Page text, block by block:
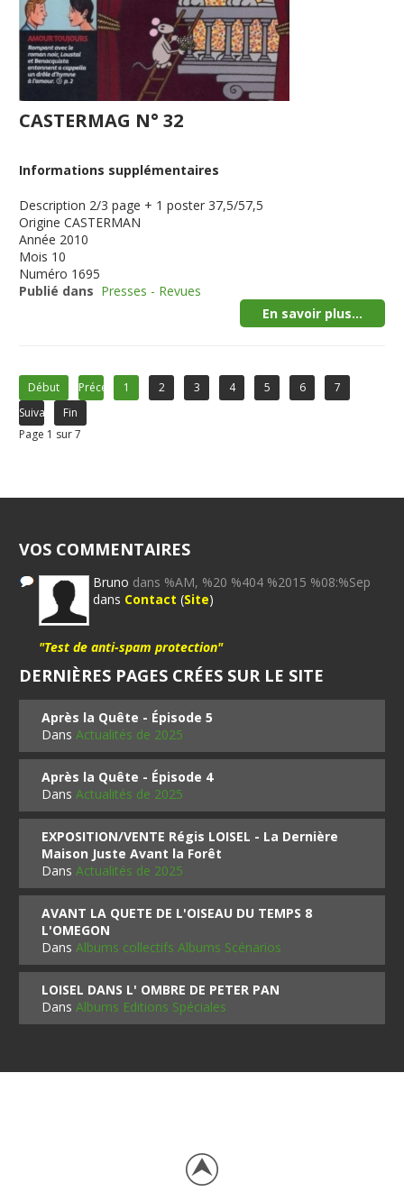
CASTERMAG N° 32
Informations supplémentaires
Description 2/3 page + 1 poster 37,5/57,5
Origine CASTERMAN
Année 2010
Mois 10
Numéro 1695
Publié dans Presses - Revues
En savoir plus...
Début Précédent1 2 3 4 5 6
7
Suivant
Fin
Page 1 sur 7
VOS COMMENTAIRES
Bruno dans %AM, %20 %404 %2015 %08:%Sep
dans Contact (Site)
"Test de anti-spam protection"
DERNIÈRES PAGES CRÉES SUR LE SITE
Après la Quête - Épisode 5
DansActualités de 2025
Après la Quête - Épisode 4
DansActualités de 2025
EXPOSITION/VENTE Régis LOISEL - La Dernière
Maison Juste Avant la Forêt
DansActualités de 2025
AVANT LA QUETE DE L'OISEAU DU TEMPS 8
L'OMEGON
DansAlbums collectifs Albums Scénarios
LOISEL DANS L' OMBRE DE PETER PAN
DansAlbums Editions Spéciales